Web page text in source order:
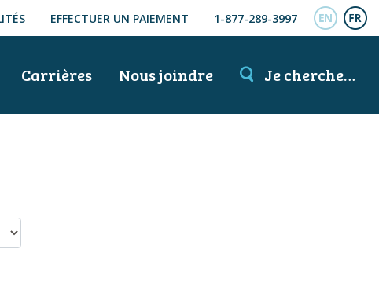
EFFECTUER UN PAIEMENT 1-877-289-3997
Carrières Nous joindre Je cherche…